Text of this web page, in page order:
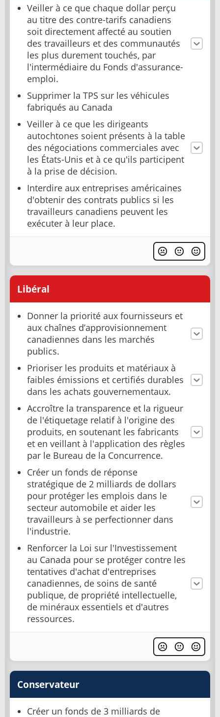
Veiller à ce que chaque dollar perçu
au titre des contre-tarifs canadiens
soit directement affecté au soutien
des travailleurs et des communautés
les plus durement touchés, par
l'intermédiaire du Fonds d'assurance-
emploi.
Supprimer la TPS sur les véhicules
fabriqués au Canada
Veiller à ce que les dirigeants
autochtones soient présents à la table
des négociations commerciales avec
les États-Unis et à ce qu'ils participent
à la prise de décision.
Interdire aux entreprises américaines
d'obtenir des contrats publics si les
travailleurs canadiens peuvent les
exécuter à leur place.
Libéral
Donner la priorité aux fournisseurs et
aux chaînes d’approvisionnement
canadiennes dans les marchés
publics.
Prioriser les produits et matériaux à
faibles émissions et certifiés durables
dans les achats gouvernementaux.
Accroître la transparence et la rigueur
de l'étiquetage relatif à l'origine des
produits, en soutenant les fabricants
et en veillant à l'application des règles
par le Bureau de la Concurrence.
Créer un fonds de réponse
stratégique de 2 milliards de dollars
pour protéger les emplois dans le
secteur automobile et aider les
travailleurs à se perfectionner dans
l'industrie.
Renforcer la Loi sur l'Investissement
au Canada pour se protéger contre les
tentatives d'achat d'entreprises
canadiennes, de soins de santé
publique, de propriété intellectuelle,
de minéraux essentiels et d'autres
ressources.
Conservateur
Créer un fonds de 3 milliards de